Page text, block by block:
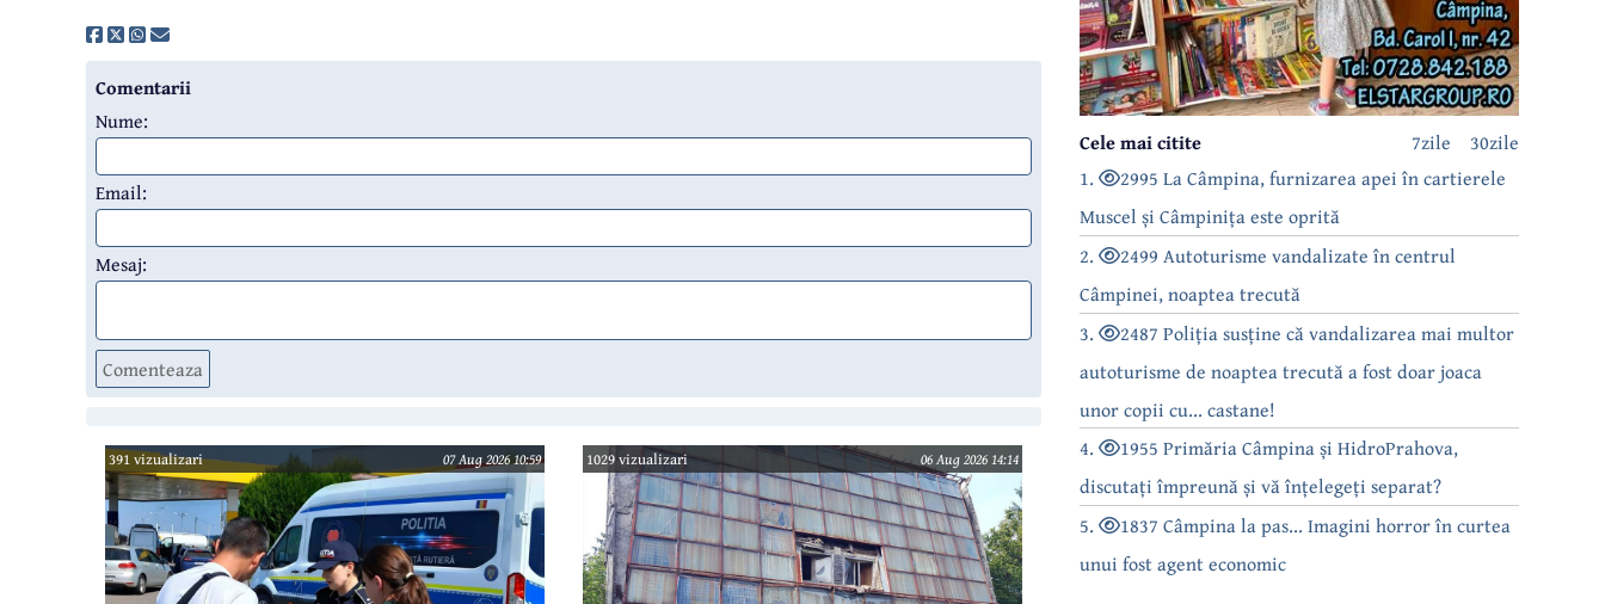
Comentarii
Nume:
Email:
Mesaj:
Comenteaza
30zile
7zile
Cele mai citite
1.
2995 La Câmpina, furnizarea apei în cartierele
Muscel și Câmpinița este oprită
2.
2499 Autoturisme vandalizate în centrul
Câmpinei, noaptea trecută
3.
2487 Poliția susține că vandalizarea mai multor
autoturisme de noaptea trecută a fost doar joaca
unor copii cu... castane!
4.
1955 Primăria Câmpina și HidroPrahova,
discutați împreună și vă înțelegeți separat?
5.
1837 Câmpina la pas... Imagini horror în curtea
unui fost agent economic
391 vizualizari 07 Aug 2026 10:59 1029 vizualizari 06 Aug 2026 14:14